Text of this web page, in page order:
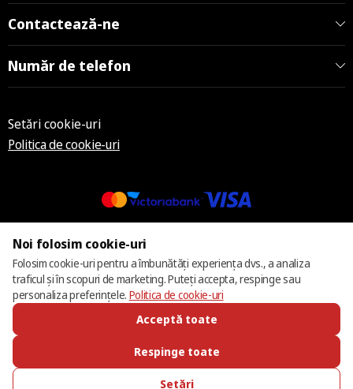
Contactează-ne
Număr de telefon
Setări cookie-uri
Politica de cookie-uri
© 2013 – 2026 ECOM
Noi folosim cookie-uri
Folosim cookie-uri pentru a îmbunătăți experiența dvs., a analiza
traficul și în scopuri de marketing. Puteți accepta, respinge sau
personaliza preferințele. Politica de cookie-uri
Acceptă toate
Respinge toate
Setări